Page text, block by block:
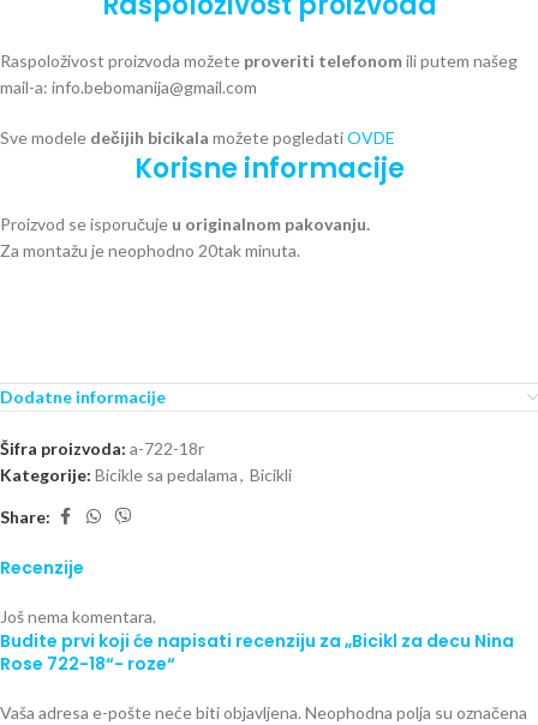
Raspoloživost proizvoda možete proveriti telefonomili putem našeg
mail-a: info.bebomanija@gmail.com
Sve modele dečijih bicikala možete pogledatiOVDE
Korisne informacije
Proizvod se isporučuje u originalnom pakovanju.
Za montažu je neophodno 20tak minuta.
Dodatne informacije
Šifra proizvoda: a-722-18r
Kategorije: Bicikle sa pedalama, Bicikli
Share:
Recenzije
Još nema komentara.
Budite prvi koji će napisati recenziju za „Bicikl za decu Nina
Rose 722-18“- roze“
Vaša adresa e-pošte neće biti objavljena. Neophodna polja su označena